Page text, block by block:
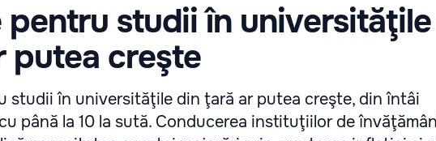
pentru studii în
putea creşte
studii în universităţile din ţară ar putea creşte, din întâi
până la 10 la sută. Conducerea instituţiilor de